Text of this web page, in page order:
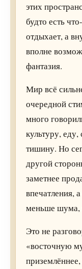
этих
будто есть
отдыхает, а
вполне
фантазия.
Мир всё
очередной
много
культуру,
тишину. Но
другой
заметнее
впечатления,
меньше шума,
Это не
«восточную